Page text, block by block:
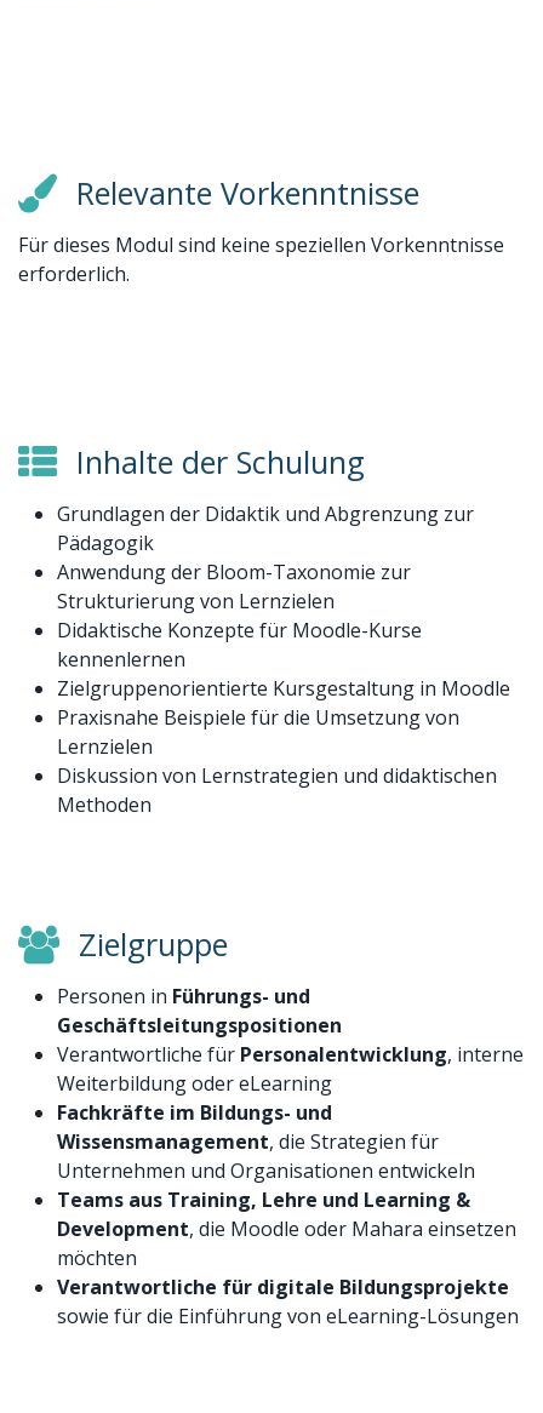
Relevante Vorkenntnisse
Für dieses Modul sind keine speziellen Vorkenntnisse
erforderlich.
Inhalte der Schulung
Grundlagen der Didaktik und Abgrenzung zur
Pädagogik
Anwendung der Bloom-Taxonomie zur
Strukturierung von Lernzielen
Didaktische Konzepte für Moodle-Kurse
kennenlernen
Zielgruppenorientierte Kursgestaltung in Moodle
Praxisnahe Beispiele für die Umsetzung von
Lernzielen
Diskussion von Lernstrategien und didaktischen
Methoden
Zielgruppe
Personen in Führungs- und
Geschäftsleitungspositionen
Verantwortliche für Personalentwicklung, interne
Weiterbildung oder eLearning
Fachkräfte im Bildungs- und
Wissensmanagement, die Strategien für
Unternehmen und Organisationen entwickeln
Teams aus Training, Lehre und Learning &
Development, die Moodle oder Mahara einsetzen
möchten
Verantwortliche für digitale Bildungsprojekte
sowie für die Einführung von eLearning-Lösungen